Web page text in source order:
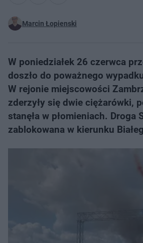
Marcin Łopienski
W poniedziałek 26 czerwca
doszło do poważnego
W rejonie miejscowości
zderzyły się dwie ciężarówki,
stanęła w płomieniach. Droga
zablokowana w kierunku